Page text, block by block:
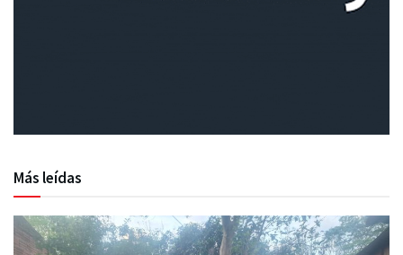
Más leídas